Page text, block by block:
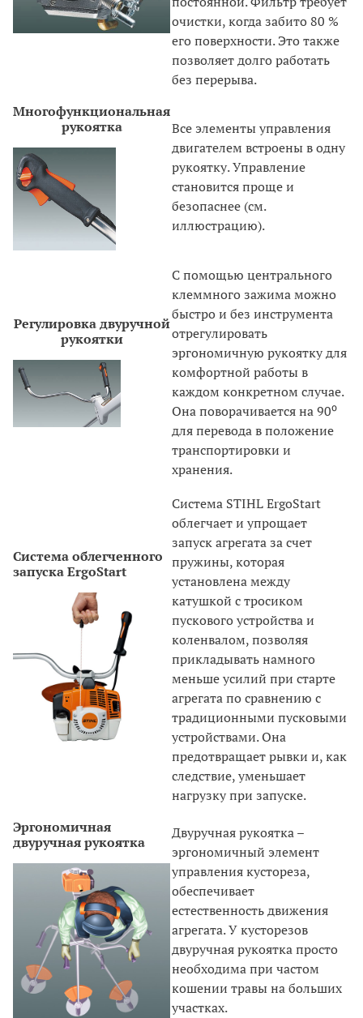
очистки, когда забито 80 %
его поверхности. Это также
позволяет долго работать
без перерыва.
Многофункциональная
рукоятка
Все элементы управления
двигателем встроены в одну
рукоятку. Управление
становится проще и
безопаснее (см.
иллюстрацию).
Регулировка двуручной
рукоятки
С помощью центрального
клеммного зажима можно
быстро и без инструмента
отрегулировать
эргономичную рукоятку для
комфортной работы в
каждом конкретном случае.
Она поворачивается на 90⁰
для перевода в положение
транспортировки и
хранения.
Система облегченного
запуска ErgoStart
Система STIHL ErgoStart
облегчает и упрощает
запуск агрегата за счет
пружины, которая
установлена между
катушкой с тросиком
пускового устройства и
коленвалом, позволяя
прикладывать намного
меньше усилий при старте
агрегата по сравнению с
традиционными пусковыми
устройствами. Она
предотвращает рывки и, как
следствие, уменьшает
нагрузку при запуске.
Эргономичная
двуручная рукоятка
Двуручная рукоятка –
эргономичный элемент
управления кустореза,
обеспечивает
естественность движения
агрегата. У кусторезов
двуручная рукоятка просто
необходима при частом
кошении травы на больших
участках.